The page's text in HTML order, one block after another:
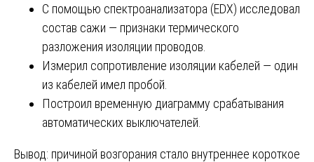
С помощью спектроанализатора (EDX) исследовал
состав сажи — признаки термического
разложения изоляции проводов.
Измерил сопротивление изоляции кабелей — один
из кабелей имел пробой.
Построил временную диаграмму срабатывания
автоматических выключателей.
Вывод: причиной возгорания стало внутреннее короткое